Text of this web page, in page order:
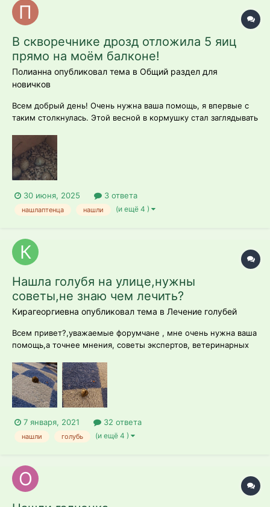
В скворечнике дрозд отложила 5 яиц
прямо на моём балконе!
Полианна опубликовал тема в Общий раздел для
новичков
Всем добрый день! Очень нужна ваша помощь, я впервые с
таким столкнулась. Этой весной в кормушку стал заглядывать
прилетали и что-то делали. Потом смотрю - а семечки не
убавляются, как были так и есть. Думаю странно , и никто из
др...
30 июня, 2025 3 ответа
нашлаптенца нашли (и ещё 4 )
Нашла голубя на улице,нужны
советы,не знаю чем лечить?
Кирагеоргиевна опубликовал тема в Лечение голубей
Всем привет?,уважаемые форумчане , мне очень нужна ваша
помощь,а точнее мнения, советы экспертов, ветеринарных
такая, перед новым годом возвращалась домой с работы
,нашла на улице голубя, он сидел нахохлевшись,взлететь не
смог,сразу поняла ,что с...
7 января, 2021 32 ответа
нашли голубь (и ещё 4 )